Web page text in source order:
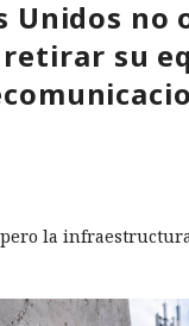
Unidos no
retirar su
la